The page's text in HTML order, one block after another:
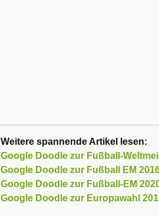
Weitere spannende Artikel lesen:
Google Doodle zur Fußball-
Google Doodle zur Fußball EM
Google Doodle zur Fußball-EM
Google Doodle zur Europawahl